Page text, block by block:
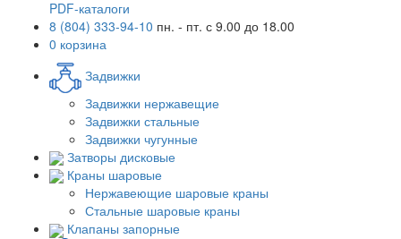
PDF-каталоги
8 (804) 333-94-10 пн. - пт. с 9.00 до 18.00
0 корзина
Задвижки
Задвижки нержавещие
Задвижки стальные
Задвижки чугунные
Затворы дисковые
Краны шаровые
Нержавеющие шаровые краны
Стальные шаровые краны
Клапаны запорные